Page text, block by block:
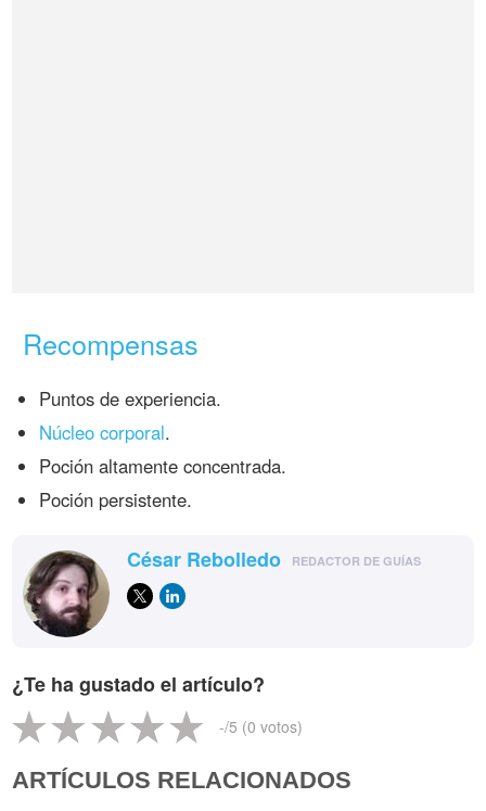
Recompensas
Puntos de experiencia.
Núcleo corporal.
Poción altamente concentrada.
Poción persistente.
César Rebolledo REDACTOR DE GUÍAS
¿Te ha gustado el artículo?
-/5 (0 votos)
ARTÍCULOS RELACIONADOS